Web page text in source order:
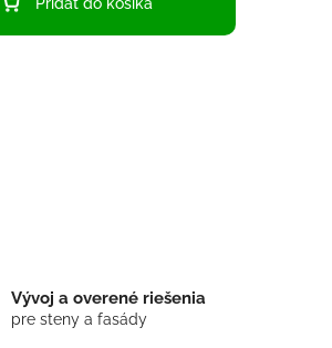
Vývoj a overené riešenia
pre steny a fasády